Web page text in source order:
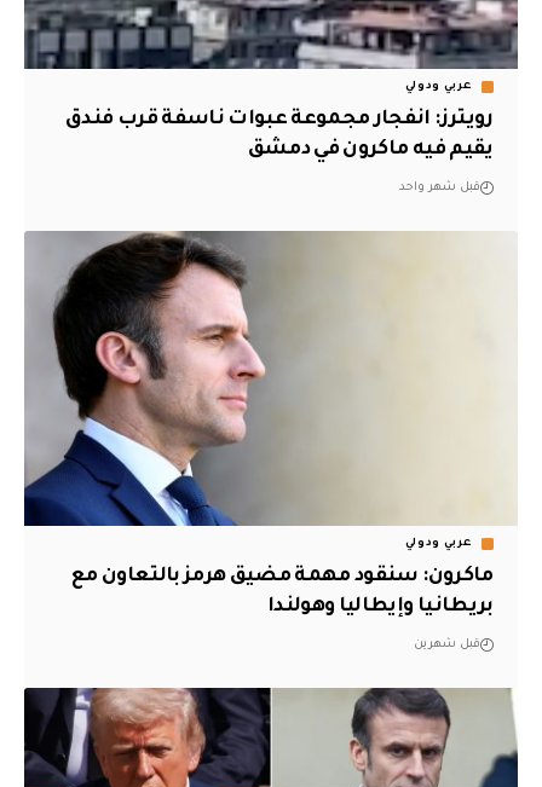
عربي ودولي
رويترز: انفجار مجموعة عبوات ناسفة قرب فندق
يقيم فيه ماكرون في دمشق
قبل شهر واحد
عربي ودولي
ماكرون: سنقود مهمة مضيق هرمز بالتعاون مع
بريطانيا وإيطاليا وهولندا
قبل شهرين